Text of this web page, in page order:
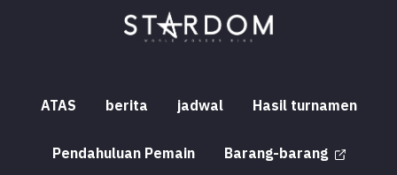
ATAS berita jadwal Hasil turnamen
Pendahuluan Pemain Barang-barang